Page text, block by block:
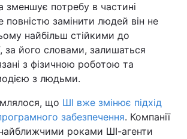
зменшує потребу в частині
повністю замінити людей він не
найбільш стійкими до
за його словами, залишаться
з фізичною роботою та
з людьми.
що ШІ вже змінює підхід
забезпечення. Компанії
роками ШІ-агенти